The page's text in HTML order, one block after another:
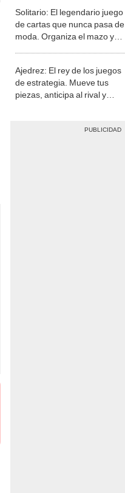
Solitario: El legendario juego
de cartas que nunca pasa de
moda. Organiza el mazo y
Ajedrez: El rey de los juegos
de estrategia. Mueve tus
piezas, anticipa al rival y